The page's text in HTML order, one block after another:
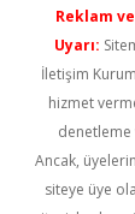
Reklam
Uyarı:
İletişim
hizmet
denetleme
Ancak,
siteye üye